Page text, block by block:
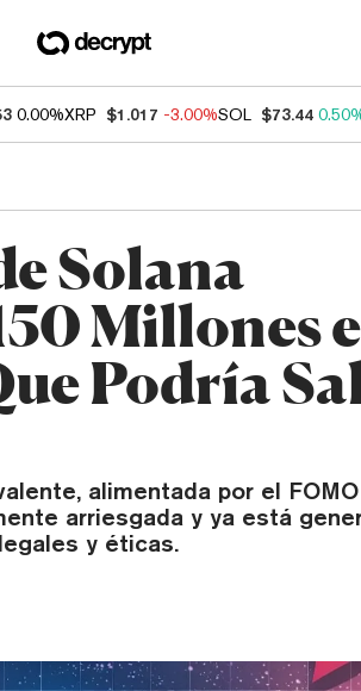
0.00%XRP $1.017 -3.00%SOL $73.44
Solana
Millones
Podría
alimentada por el
arriesgada y ya está
y éticas.